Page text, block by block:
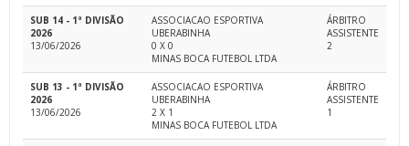
SUB 14 - 1ª DIVISÃO
2026
13/06/2026
ASSOCIACAO ESPORTIVA
UBERABINHA
0 X 0
MINAS BOCA FUTEBOL LTDA
ÁRBITRO
ASSISTENTE
2
SUB 13 - 1ª DIVISÃO
2026
13/06/2026
ASSOCIACAO ESPORTIVA
UBERABINHA
2 X 1
MINAS BOCA FUTEBOL LTDA
ÁRBITRO
ASSISTENTE
1